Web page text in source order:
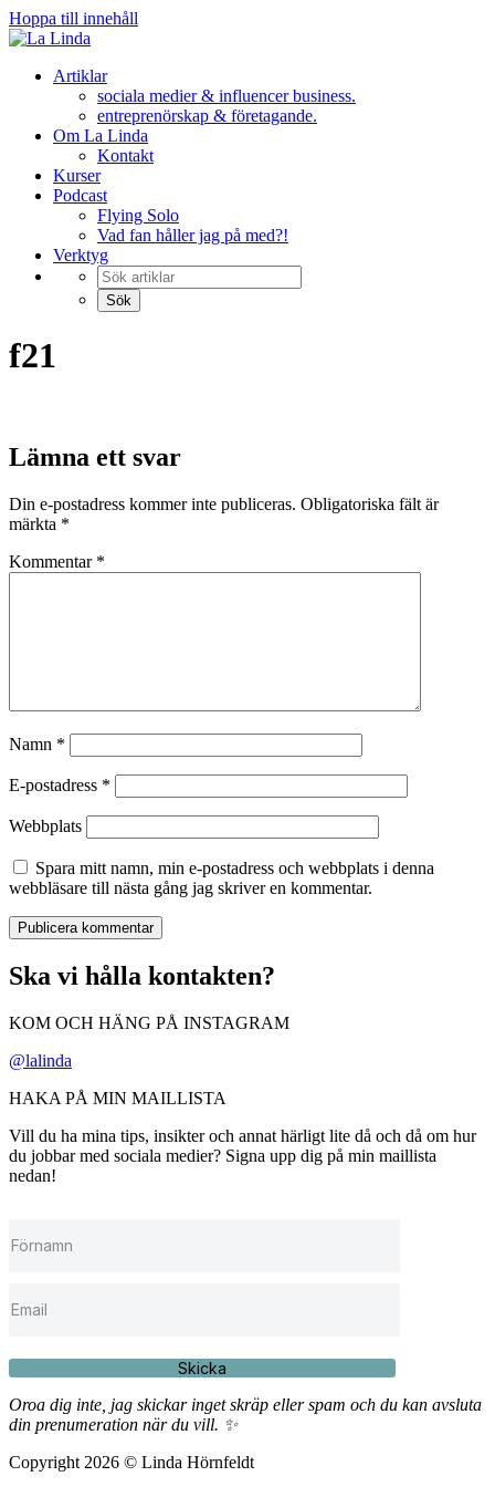
Hoppa till innehåll
Artiklar
sociala medier & influencer business.
entreprenörskap & företagande.
Om La Linda
Kontakt
Kurser
Podcast
Flying Solo
Vad fan håller jag på med?!
Verktyg
f21
Lämna ett svar
Din e-postadress kommer inte publiceras. Obligatoriska fält är
märkta *
Kommentar *
Namn *
E-postadress *
Webbplats
Spara mitt namn, min e-postadress och webbplats i denna
webbläsare till nästa gång jag skriver en kommentar.
Ska vi hålla kontakten?
KOM OCH HÄNG PÅ INSTAGRAM
@lalinda
HAKA PÅ MIN MAILLISTA
Vill du ha mina tips, insikter och annat härligt lite då och då om hur
du jobbar med sociala medier? Signa upp dig på min maillista
nedan!
Skicka
Oroa dig inte, jag skickar inget skräp eller spam och du kan avsluta
din prenumeration när du vill. ✨
Copyright 2026 © Linda Hörnfeldt